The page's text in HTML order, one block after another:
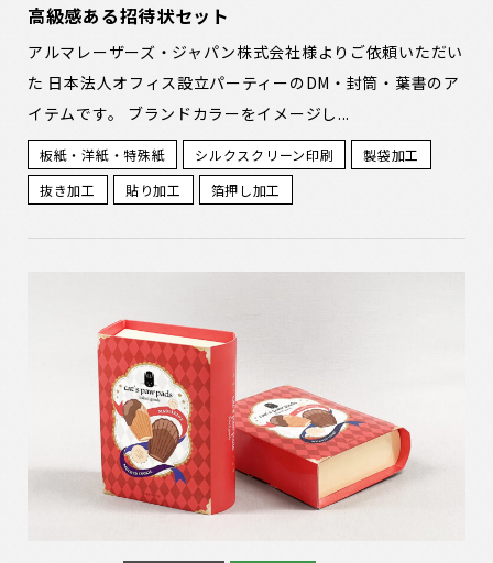
高級感ある招待状セット
アルマレーザーズ・ジャパン株式会社様よりご依頼いただい
た 日本法人オフィス設立パーティーのDM・封筒・葉書のア
イテムです。 ブランドカラーをイメージし...
板紙・洋紙・特殊紙 シルクスクリーン印刷
製袋加工
抜き加工
貼り加工 箔押し加工